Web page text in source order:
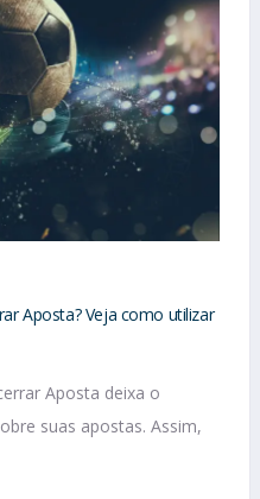
Aposta? Veja como utilizar
Aposta deixa o
suas apostas. Assim,